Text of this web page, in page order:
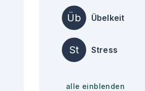
Üb Übelkeit
St Stress
alle einblenden